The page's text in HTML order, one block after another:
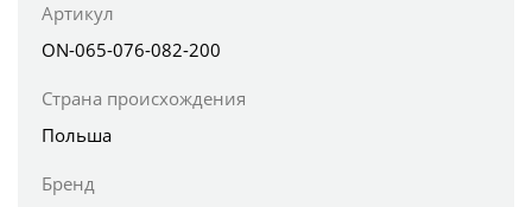
Артикул
ON-065-076-082-200
Страна происхождения
Польша
Бренд